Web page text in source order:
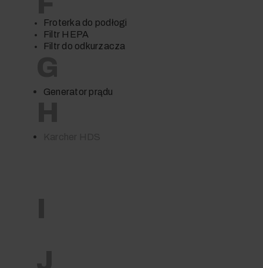
Froterka do podłogi
Filtr HEPA
Filtr do odkurzacza
Generator prądu